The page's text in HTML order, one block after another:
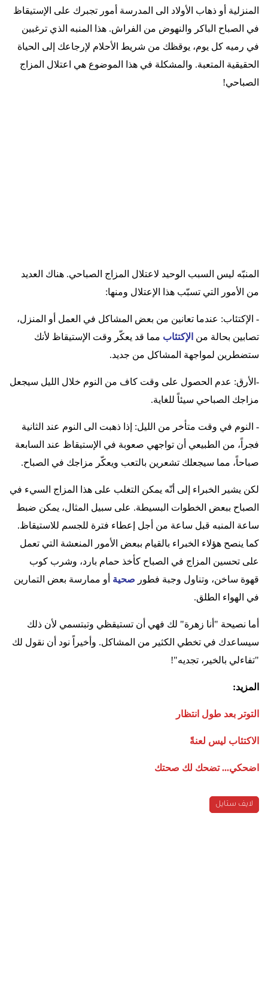
المنزلية أو ذهاب الأولاد الى المدرسة أمور تجبرك على الإستيقاظ
في الصباح الباكر والنهوض من الفراش. هذا المنبه الذي ترغبين
في رميه كل يوم، يوقظك من شريط الأحلام لإرجاعك إلى الحياة
الحقيقية المتعبة. والمشكلة في هذا الموضوع هي اعتلال المزاج
الصباحي!
المنبّه ليس السبب الوحيد لاعتلال المزاج الصباحي. هناك العديد
من الأمور التي تسبّب هذا الإعتلال ومنها:
- الإكتئاب: عندما تعانين من بعض المشاكل في العمل أو المنزل،
تصابين بحالة من الإكتئاب مما قد يعكّر وقت الإستيقاظ لأنك
ستضطرين لمواجهة المشاكل من جديد.
-الأرق: عدم الحصول على وقت كاف من النوم خلال الليل سيجعل
مزاجك الصباحي سيئاً للغاية.
- النوم في وقت متأخر من الليل: إذا ذهبت الى النوم عند الثانية
فجراً، من الطبيعي أن تواجهي صعوبة في الإستيقاظ عند السابعة
صباحاً، مما سيجعلك تشعرين بالتعب ويعكّر مزاجك في الصباح.
لكن يشير الخبراء إلى أنّه يمكن التغلب على هذا المزاج السيء في
الصباح ببعض الخطوات البسيطة. على سبيل المثال، يمكن ضبط
ساعة المنبه قبل ساعة من أجل إعطاء فترة للجسم للاستيقاظ.
كما ينصح هؤلاء الخبراء بالقيام ببعض الأمور المنعشة التي تعمل
على تحسين المزاج في الصباح كأخذ حمام بارد، وشرب كوب
قهوة ساخن، وتناول وجبة فطور صحية أو ممارسة بعض التمارين
في الهواء الطلق.
أما نصيحة "أنا زهرة" لك فهي أن تستيقظي وتبتسمي لأن ذلك
سيساعدك في تخطي الكثير من المشاكل. وأخيراً نود أن نقول لك
"تفاءلي بالخير، تجديه"!
المزيد:
التوتر بعد طول انتظار
الاكتئاب ليس لعنةً
اضحكي... تضحك لك صحتك
لايف ستايل